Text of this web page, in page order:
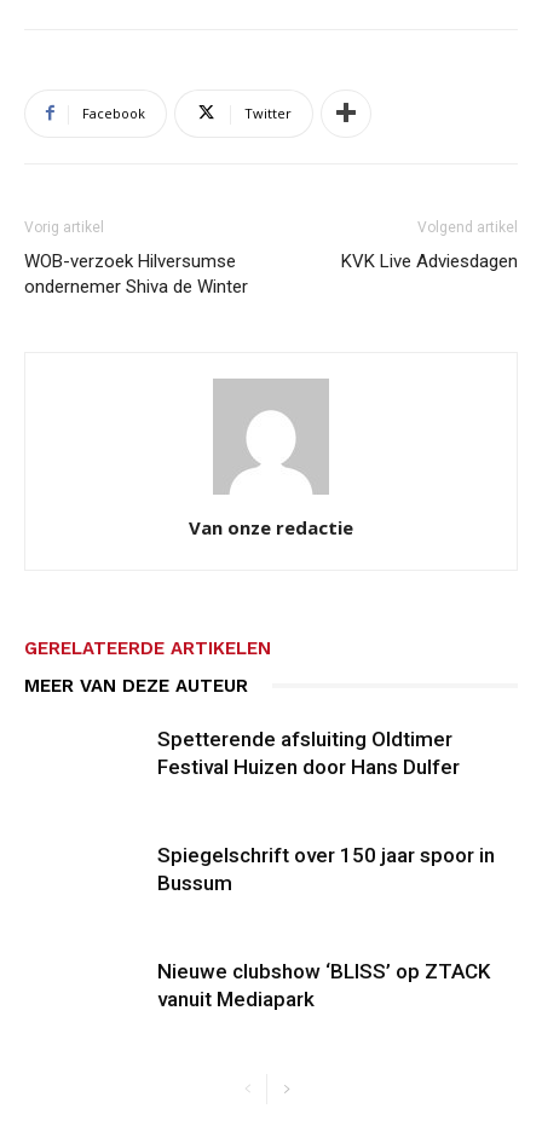
Facebook Twitter
Vorig artikel
WOB-verzoek Hilversumse
ondernemer Shiva de Winter
Volgend artikel
KVK Live Adviesdagen
Van onze redactie
GERELATEERDE ARTIKELEN
MEER VAN DEZE AUTEUR
Spetterende afsluiting Oldtimer
Festival Huizen door Hans Dulfer
Spiegelschrift over 150 jaar spoor in
Bussum
Nieuwe clubshow ‘BLISS’ op ZTACK
vanuit Mediapark